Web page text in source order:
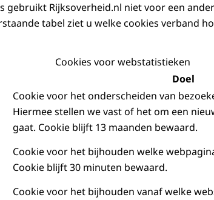
gebruikt Rijksoverheid.nl niet voor een
tabel ziet u welke cookies verband
Doel
Cookies voor webstatistieken
Cookie voor het onderscheiden van
Hiermee stellen we vast of het om een
gaat. Cookie blijft 13 maanden bewaard.
Cookie voor het bijhouden welke
Cookie blijft 30 minuten bewaard.
Cookie voor het bijhouden vanaf welke